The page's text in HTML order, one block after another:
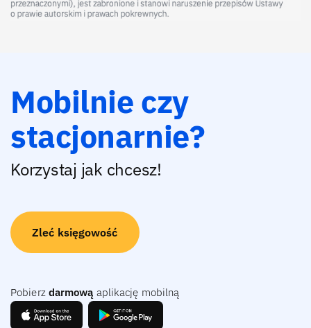
Mobilnie czy
stacjonarnie?
Korzystaj jak chcesz!
Zleć księgowość
Pobierz darmową aplikację mobilną